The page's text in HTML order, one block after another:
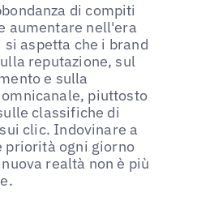
di compiti
aumentare nell'era
si aspetta che i brand
reputazione, sul
e sulla
piuttosto
classifiche di
clic. Indovinare a
priorità ogni giorno
realtà non è più